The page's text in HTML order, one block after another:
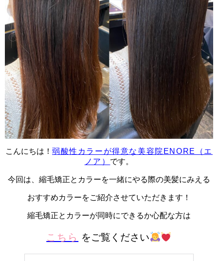
こんにちは！ 弱酸性カラーが得意な美容院ENORE（エ
ノア） です。
今回は、縮毛矯正とカラーを一緒にやる際の美髪にみえる
おすすめカラーをご紹介させていただきます！
縮毛矯正とカラーが同時にできるか心配な方は
こちら をご覧ください